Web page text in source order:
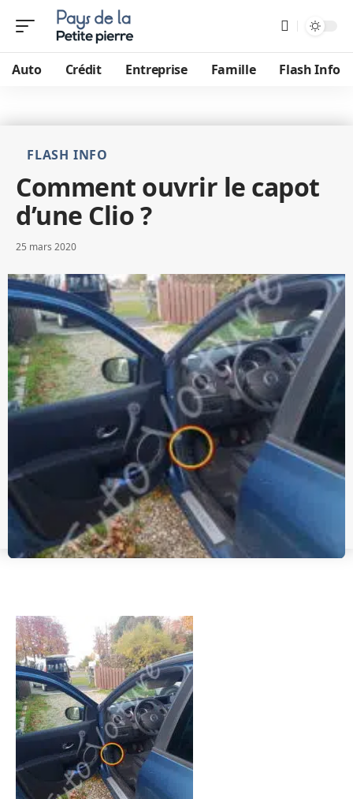
Auto Crédit Entreprise Famille Flash Info
FLASH INFO
Comment ouvrir le capot
d’une Clio ?
25 mars 2020